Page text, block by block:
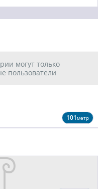
могут только
пользователи
101метр